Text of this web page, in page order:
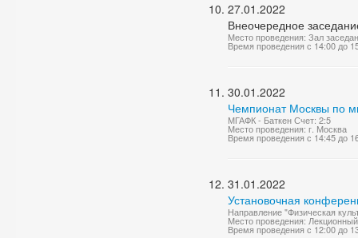
27.01.2022
Внеочередное
Место проведения: Зал
Время проведения с 14:00 до
30.01.2022
Чемпионат Москвы по
МГАФК - Баткен Счет: 2:5
Место проведения: г. Москва
Время проведения с 14:45 до
31.01.2022
Установочная
Направление "Физическая
Место проведения:
Время проведения с 12:00 до